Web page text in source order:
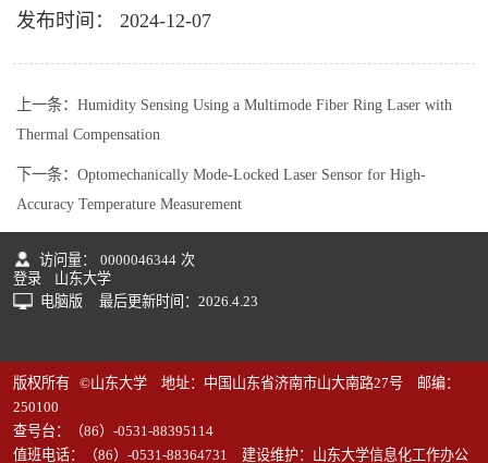
发布时间： 2024-12-07
上一条： Humidity Sensing Using a Multimode Fiber Ring Laser with
Thermal Compensation
下一条： Optomechanically Mode-Locked Laser Sensor for High-
Accuracy Temperature Measurement
访问量： 0000046344 次
登录
山东大学
电脑版
最后更新时间： 2026 4. 23
版权所有 ©山东大学 地址：中国山东省济南市山大南路27号 邮编：
250100
查号台：（86）-0531-88395114
值班电话：（86）-0531-88364731 建设维护：山东大学信息化工作办公